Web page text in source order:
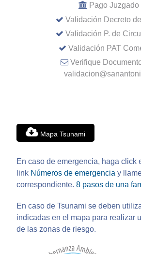
Pago Juzgado
Validación Decreto
Validación P. de
Validación PAT
Verifique
Mapa Tsunami
En caso de emergencia, haga click
link Números de emergencia y
correspondiente. 8 pasos de una
En caso de Tsunami se deben
indicadas en el mapa para realizar
de las zonas de riesgo.